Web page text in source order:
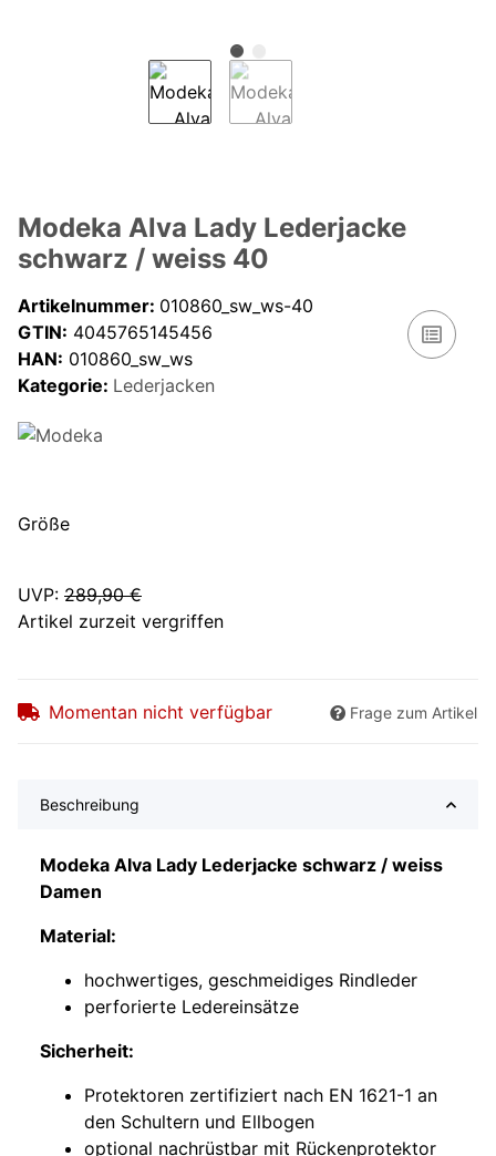
Modeka Alva Lady Lederjacke
schwarz / weiss 40
Artikelnummer: 010860_sw_ws-40
GTIN: 4045765145456
HAN: 010860_sw_ws
Kategorie: Lederjacken
Größe
UVP: 289,90 €
Artikel zurzeit vergriffen
Momentan nicht verfügbar Frage zum Artikel
Beschreibung
Modeka Alva Lady Lederjacke schwarz / weiss
Damen
Material:
hochwertiges, geschmeidiges Rindleder
perforierte Ledereinsätze
Sicherheit:
Protektoren zertifiziert nach EN 1621-1 an
den Schultern und Ellbogen
optional nachrüstbar mit Rückenprotektor